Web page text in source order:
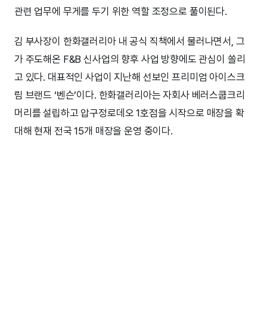
관련 업무에 무게를 두기 위한 역할 조정으로 풀이된다.
김 부사장이 한화갤러리아 내 공식 직책에서 물러나면서, 그
가 주도해온 F&B 신사업의 향후 사업 방향에도 관심이 쏠리
고 있다. 대표적인 사업이 지난해 선보인 프리미엄 아이스크
림 브랜드 ‘벤슨’이다. 한화갤러리아는 자회사 베러스쿱크리
머리를 설립하고 압구정로데오 1호점을 시작으로 매장을 확
대해 현재 전국 15개 매장을 운영 중이다.